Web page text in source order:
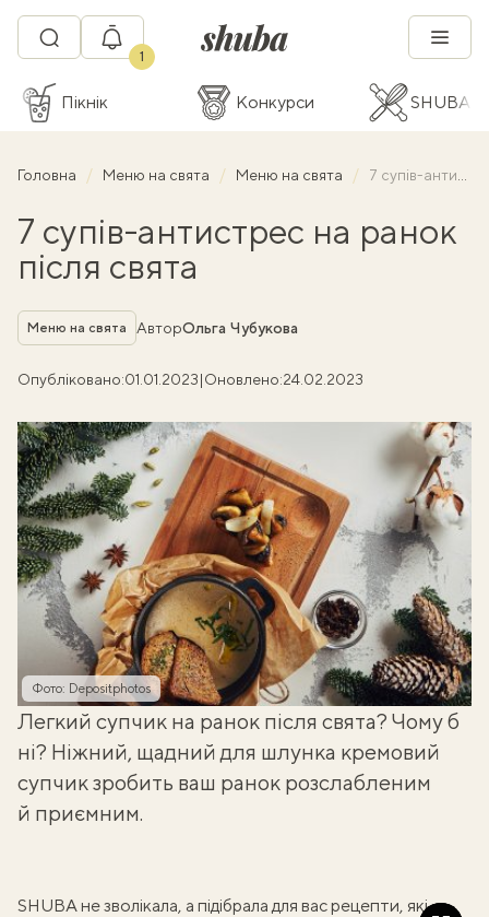
1
Пікнік Конкурси SHUBA
Головна Меню на свята Меню на свята 7 супів-антистрес на ранок після свята
7 супів-антистрес на ранок
після свята
Рубрика
Меню на свята АвторОльга Чубукова
Опубліковано:01.01.2023|Оновлено:24.02.2023
Фото: Depositphotos
Легкий супчик на ранок після свята? Чому б
ні? Ніжний, щадний для шлунка кремовий
супчик зробить ваш ранок розслабленим
й приємним.
SHUBA не зволікала, а підібрала для вас рецепти, які